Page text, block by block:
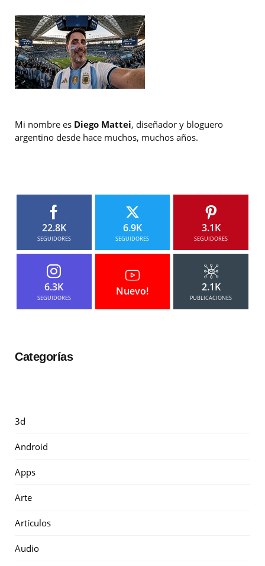
Mi nombre es Diego Mattei, diseñador y bloguero
argentino desde hace muchos, muchos años.
22.8K
SEGUIDORES
6.9K
SEGUIDORES
3.1K
SEGUIDORES
6.3K
SEGUIDORES
Nuevo! 2.1K
PUBLICACIONES
Categorías
3d
Android
Apps
Arte
Artículos
Audio